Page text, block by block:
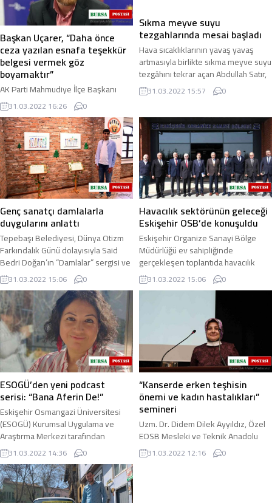
Başkan Uçarer, “Daha önce
ceza yazılan esnafa teşekkür
belgesi vermek göz
boyamaktır”
AK Parti Mahmudiye İlçe Başkanı
Murat Uçarer, Belediye Başkanı
İshak Gündoğan’ın esnaflara
sunduğu teşekkür belgesini “göz
boyamak” olarak ...
31.03.2022 16:26 0
Sıkma meyve suyu
tezgahlarında mesai başladı
Hava sıcaklıklarının yavaş yavaş
artmasıyla birlikte sıkma meyve suyu
tezgâhını tekrar açan Abdullah Satır,
“Mevsim geçişi olduğu için ...
31.03.2022 15:57 0
Genç sanatçı damlalarla
duygularını anlattı
Tepebaşı Belediyesi, Dünya Otizm
Farkındalık Günü dolayısıyla Said
Bedri Doğan’ın “Damlalar” sergisi ve
müzik dinletisine ev sahipliği yaptı ...
31.03.2022 15:06 0
Havacılık sektörünün geleceği
Eskişehir OSB’de konuşuldu
Eskişehir Organize Sanayi Bölge
Müdürlüğü ev sahipliğinde
gerçekleşen toplantıda havacılık
sektörünün geleceği ve son
gelişmeler ele alındı ...
31.03.2022 15:06 0
ESOGÜ’den yeni podcast
serisi: “Bana Aferin De!”
Eskişehir Osmangazi Üniversitesi
(ESOGÜ) Kurumsal Uygulama ve
Araştırma Merkezi tarafından
hazırlanan “Bana Aferin De!” başlıklı
podcast serisi ...
31.03.2022 14:36 0
“Kanserde erken teşhisin
önemi ve kadın hastalıkları”
semineri
Uzm. Dr. Didem Dilek Ayyıldız, Özel
EOSB Mesleki ve Teknik Anadolu
Lisesinde EOSB ve bağlı
kuruluşlarındaki kadın personel,
31.03.2022 12:16 0